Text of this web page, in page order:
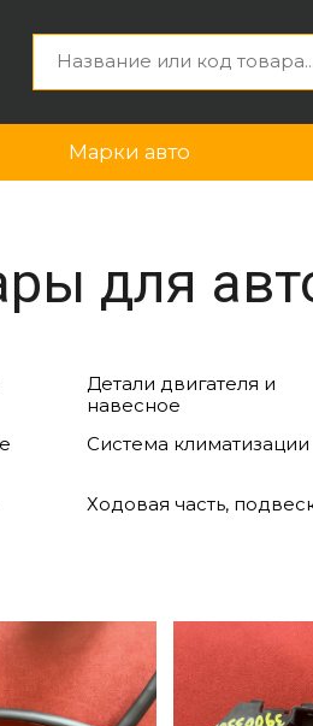
Марки авто
для
Детали двигателя и
навесное
Система климатизации
Ходовая часть,